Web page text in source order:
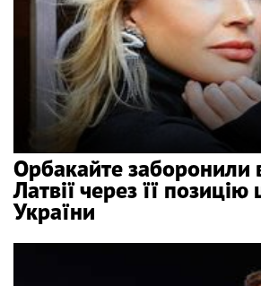
Орбакайте заборонили
Латвії через її
України